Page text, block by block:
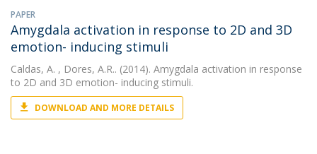
PAPER
Amygdala activation in response to 2D and 3D
emotion- inducing stimuli
Caldas, A. , Dores, A.R.. (2014). Amygdala activation in response
to 2D and 3D emotion- inducing stimuli.
DOWNLOAD AND MORE DETAILS